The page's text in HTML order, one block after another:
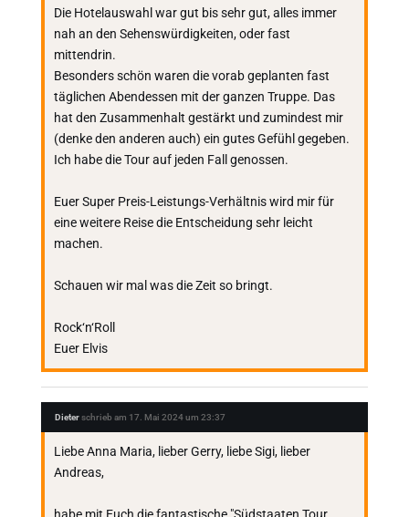
Die Hotelauswahl war gut bis sehr gut, alles immer
nah an den Sehenswürdigkeiten, oder fast
mittendrin.
Besonders schön waren die vorab geplanten fast
täglichen Abendessen mit der ganzen Truppe. Das
hat den Zusammenhalt gestärkt und zumindest mir
(denke den anderen auch) ein gutes Gefühl gegeben.
Ich habe die Tour auf jeden Fall genossen.
Euer Super Preis-Leistungs-Verhältnis wird mir für
eine weitere Reise die Entscheidung sehr leicht
machen.
Schauen wir mal was die Zeit so bringt.
Rock‘n‘Roll
Euer Elvis
Dieterschrieb am 17. Mai 2024 um 23:37
Liebe Anna Maria, lieber Gerry, liebe Sigi, lieber
Andreas,